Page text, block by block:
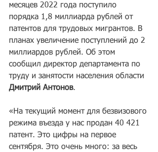
месяцев 2022 года поступило
порядка 1,8 миллиарда рублей от
патентов для трудовых мигрантов. В
планах увеличение поступлений до 2
миллиардов рублей. Об этом
сообщил директор департамента по
труду и занятости населения области
Дмитрий Антонов.
«На текущий момент для безвизового
режима въезда у нас продан 40 421
патент. Это цифры на первое
сентября. Это очень много: за весь